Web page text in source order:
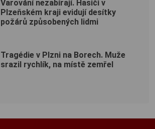
Varování nezabírají. Hasiči v
Plzeňském kraji evidují desítky
požárů způsobených lidmi
Tragédie v Plzni na Borech. Muže
srazil rychlík, na místě zemřel